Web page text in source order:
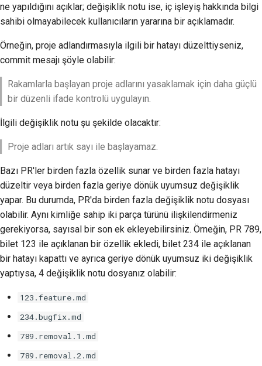
ne yapıldığını açıklar; değişiklik notu ise, iç işleyiş hakkında bilgi
sahibi olmayabilecek kullanıcıların yararına bir açıklamadır.
Örneğin, proje adlandırmasıyla ilgili bir hatayı düzelttiyseniz,
commit mesajı şöyle olabilir:
Rakamlarla başlayan proje adlarını yasaklamak için daha güçlü
bir düzenli ifade kontrolü uygulayın.
İlgili değişiklik notu şu şekilde olacaktır:
Proje adları artık sayı ile başlayamaz.
Bazı PR'ler birden fazla özellik sunar ve birden fazla hatayı
düzeltir veya birden fazla geriye dönük uyumsuz değişiklik
yapar. Bu durumda, PR'da birden fazla değişiklik notu dosyası
olabilir. Aynı kimliğe sahip iki parça türünü ilişkilendirmeniz
gerekiyorsa, sayısal bir son ek ekleyebilirsiniz. Örneğin, PR 789,
bilet 123 ile açıklanan bir özellik ekledi, bilet 234 ile açıklanan
bir hatayı kapattı ve ayrıca geriye dönük uyumsuz iki değişiklik
yaptıysa, 4 değişiklik notu dosyanız olabilir:
123.feature.md
234.bugfix.md
789.removal.1.md
789.removal.2.md